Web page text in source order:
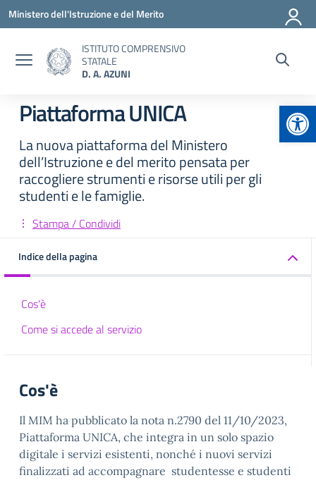
Vai ai contenuti
Vai al menu di navigazione
Vai al footer
Ministero dell'Istruzione e del Merito
ISTITUTO COMPRENSIVO
STATALE
D. A. AZUNI
Piattaforma UNICA
La nuova piattaforma del Ministero
dell’Istruzione e del merito pensata per
raccogliere strumenti e risorse utili per gli
studenti e le famiglie.
Stampa / Condividi
Indice della pagina
Cos'è
Come si accede al servizio
Cos'è
Il MIM ha pubblicato la nota n.2790 del 11/10/2023,
Piattaforma UNICA, che integra in un solo spazio
digitale i servizi esistenti, nonché i nuovi servizi
finalizzati ad accompagnare studentesse e studenti